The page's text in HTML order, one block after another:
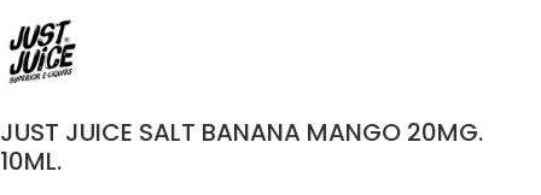
JUST JUICE SALT BANANA MANGO 20MG.
10ML.